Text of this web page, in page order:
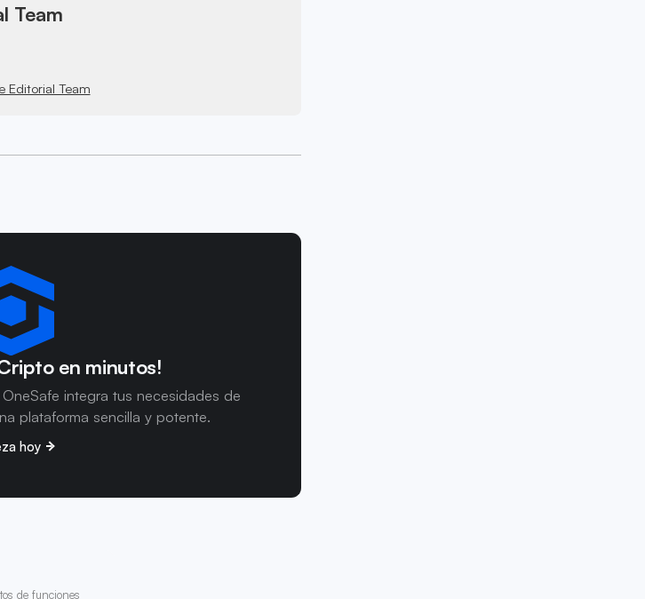
Team
Editorial Team
en minutos!
integra tus necesidades de
plataforma sencilla y potente.
hoy
de funciones